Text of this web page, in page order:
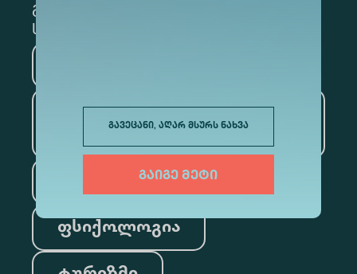
გავეცანი, აღარ მსურს ნახვა
გაიგე მეტი
გამოსაწერად, მონიშნეთ შესაბამისი
სექცია
საინფორმაციო
ტექნოლოგიები
სამართალი
ფსიქოლოგია